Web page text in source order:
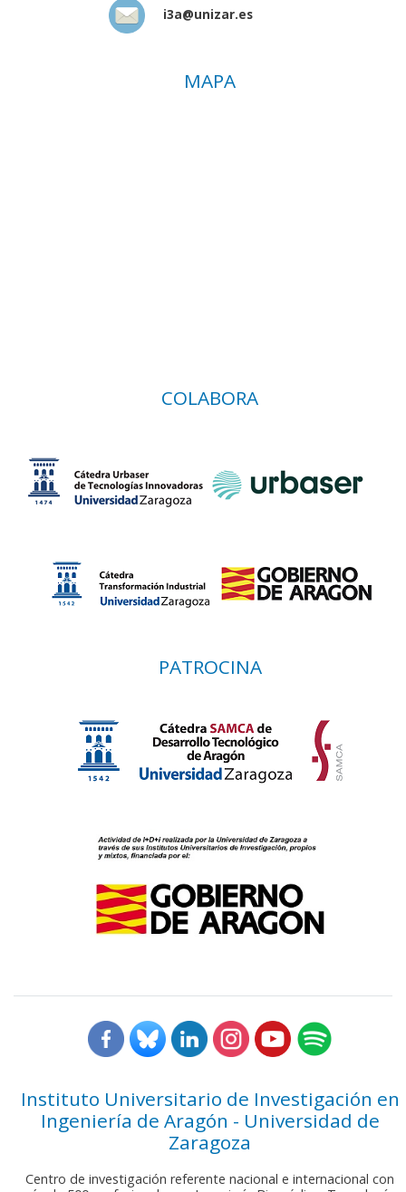
i3a@unizar.es
MAPA
COLABORA
PATROCINA
Instituto Universitario de Investigación en
Ingeniería de Aragón - Universidad de
Zaragoza
Centro de investigación referente nacional e internacional con